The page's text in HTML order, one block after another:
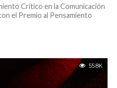
Crítico en la Comunicación
el Premio al Pensamiento
55.8K